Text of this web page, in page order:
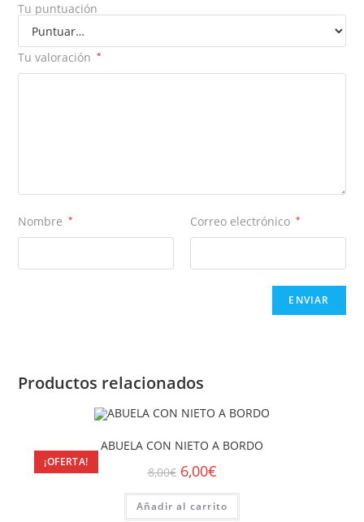
Tu puntuación
Tu valoración *
Nombre * Correo electrónico *
Productos relacionados
¡OFERTA!
ABUELA CON NIETO A BORDO
8,00€ 6,00€
Añadir al carrito